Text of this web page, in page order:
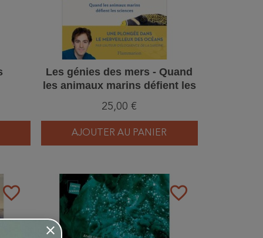
Les génies des mers - Quand
les animaux marins défient les
sciences
25,00 €
AJOUTER AU PANIER
favorite_border favorite_border